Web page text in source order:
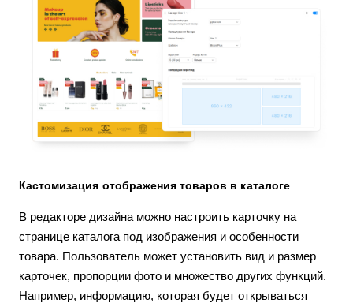
Кастомизация отображения товаров в каталоге
В редакторе дизайна можно настроить карточку на
странице каталога под изображения и особенности
товара. Пользователь может установить вид и размер
карточек, пропорции фото и множество других функций.
Например, информацию, которая будет открываться